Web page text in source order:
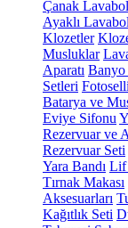
Çanak
Ayaklı
Klozetler
Musluklar
Aparatı Banyo
Setleri
Batarya ve
Eviye Sifonu
Rezervuar ve
Rezervuar Seti
Yara Bandı Lif
Tırnak Makası
Aksesuarları
Kağıtlık Seti